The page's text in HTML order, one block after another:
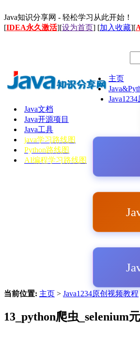
Java知识分享网 - 轻松学习从此开始！
[IDEA永久激活][设为首页] [加入收藏][
主页
Java文档
Java开源项目
Java工具
java学习路线图
Python路线图
AI编程学习路线图
当前位置: 主页 > Java1234原创视频教程
13_python爬虫_selenium